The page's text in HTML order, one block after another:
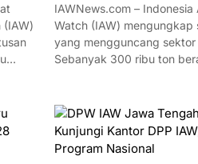
(IAW)
IAWNews.com –
Watch (IAW) mengungkap
yang mengguncang sektor
Sebanyak 300 ribu ton